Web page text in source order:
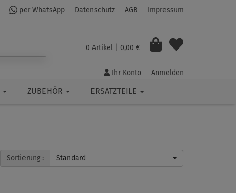
per WhatsApp Datenschutz AGB Impressum
0 Artikel | 0,00 €
Ihr Konto Anmelden
ZUBEHÖR ERSATZTEILE
Sortierung : Standard